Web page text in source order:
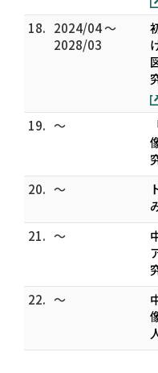
18. 2024/04 ～
2028/03
19. ～
20. ～
21. ～
22. ～